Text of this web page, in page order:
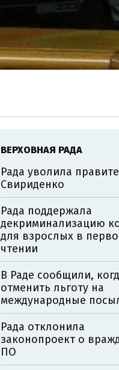
ВЕРХОВНАЯ РАДА
Рада уволила
Свириденко
Рада поддержала
декриминализацию
для взрослых в
чтении
В Раде сообщили,
отменить льготу на
международные
Рада отклонила
законопроект о
ПО